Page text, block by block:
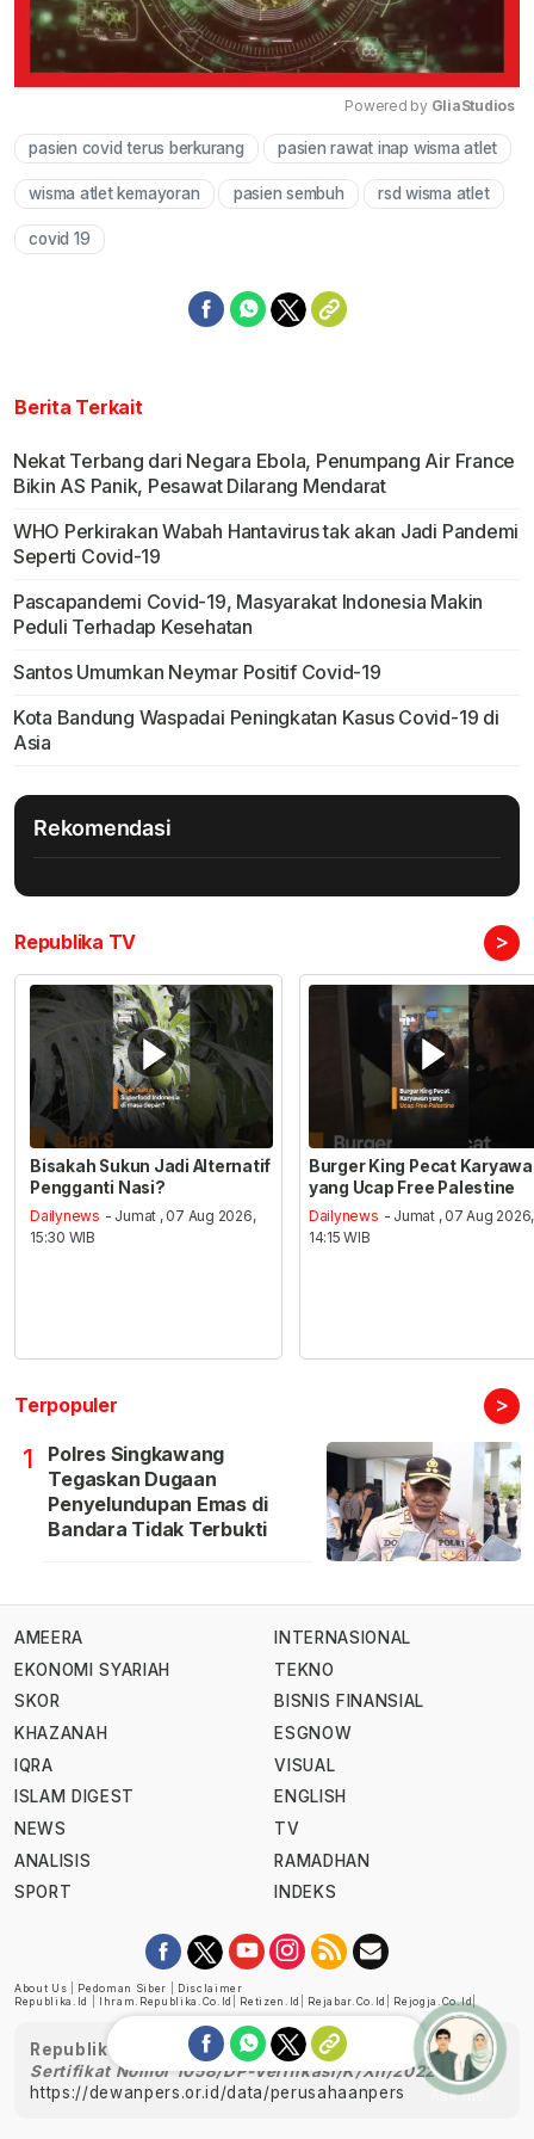
Mute
Powered by GliaStudios
pasien covid terus berkurang pasien rawat inap wisma atlet
wisma atlet kemayoran pasien sembuh rsd wisma atlet
covid 19
Berita Terkait
Nekat Terbang dari Negara Ebola, Penumpang Air France
Bikin AS Panik, Pesawat Dilarang Mendarat
WHO Perkirakan Wabah Hantavirus tak akan Jadi Pandemi
Seperti Covid-19
Pascapandemi Covid-19, Masyarakat Indonesia Makin
Peduli Terhadap Kesehatan
Santos Umumkan Neymar Positif Covid-19
Kota Bandung Waspadai Peningkatan Kasus Covid-19 di
Asia
Rekomendasi
Republika TV >
Bisakah Sukun Jadi Alternatif
Pengganti Nasi?
Dailynews - Jumat , 07 Aug 2026,
15:30 WIB
Burger King Pecat
yang Ucap Free Palestine
Dailynews - Jumat , 07 Aug 2026,
14:15 WIB
Terpopuler >
1
Polres Singkawang
Tegaskan Dugaan
Penyelundupan Emas di
Bandara Tidak Terbukti
AMEERA
EKONOMI SYARIAH
SKOR
KHAZANAH
IQRA
ISLAM DIGEST
NEWS
ANALISIS
SPORT
INTERNASIONAL
TEKNO
BISNIS FINANSIAL
ESGNOW
VISUAL
ENGLISH
TV
RAMADHAN
INDEKS
About Us Pedoman Siber
Disclaimer
Republika.id
Ihram.republika.co.id Retizen.id Rejabar.co.id Rejogja.co.id|
Republika telah diverifikasi oleh Dewan Pers
Sertifikat Nomor 1058/DP-Verifikasi/K/XII/2022
https://dewanpers.or.id/data/perusahaanpers
Ask me!